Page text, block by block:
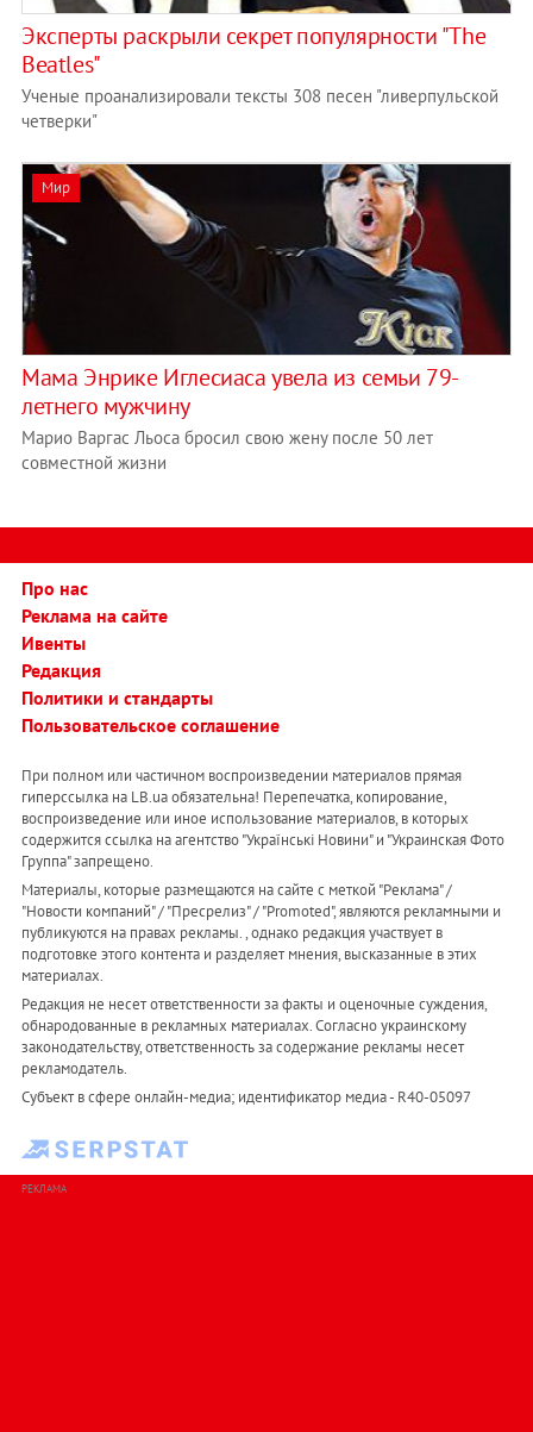
Эксперты раскрыли секрет популярности "The
Beatles"
Ученые проанализировали тексты 308 песен "ливерпульской
четверки"
Мир
Мама Энрике Иглесиаса увела из семьи 79-
летнего мужчину
Марио Варгас Льоса бросил свою жену после 50 лет
совместной жизни
Про нас
Реклама на сайте
Ивенты
Редакция
Политики и стандарты
Пользовательское соглашение
При полном или частичном воспроизведении материалов прямая
гиперссылка на LB.ua обязательна! Перепечатка, копирование,
воспроизведение или иное использование материалов, в которых
содержится ссылка на агентство "Українськi Новини" и "Украинская Фото
Группа" запрещено.
Материалы, которые размещаются на сайте с меткой "Реклама" /
"Новости компаний" / "Пресрелиз" / "Promoted", являются рекламными и
публикуются на правах рекламы. , однако редакция участвует в
подготовке этого контента и разделяет мнения, высказанные в этих
материалах.
Редакция не несет ответственности за факты и оценочные суждения,
обнародованные в рекламных материалах. Согласно украинскому
законодательству, ответственность за содержание рекламы несет
рекламодатель.
Субъект в сфере онлайн-медиа; идентификатор медиа - R40-05097
РЕКЛАМА